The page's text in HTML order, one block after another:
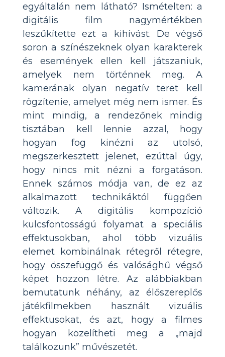
egyáltalán nem látható? Ismételten: a
digitális film nagymértékben
leszűkítette ezt a kihívást. De végső
soron a színészeknek olyan karakterek
és események ellen kell játszaniuk,
amelyek nem történnek meg. A
kamerának olyan negatív teret kell
rögzítenie, amelyet még nem ismer. És
mint mindig, a rendezőnek mindig
tisztában kell lennie azzal, hogy
hogyan fog kinézni az utolsó,
megszerkesztett jelenet, ezúttal úgy,
hogy nincs mit nézni a forgatáson.
Ennek számos módja van, de ez az
alkalmazott technikáktól függően
változik. A digitális kompozíció
kulcsfontosságú folyamat a speciális
effektusokban, ahol több vizuális
elemet kombinálnak rétegről rétegre,
hogy összefüggő és valósághű végső
képet hozzon létre. Az alábbiakban
bemutatunk néhány, az élőszereplős
játékfilmekben használt vizuális
effektusokat, és azt, hogy a filmes
hogyan közelítheti meg a „majd
találkozunk” művészetét.